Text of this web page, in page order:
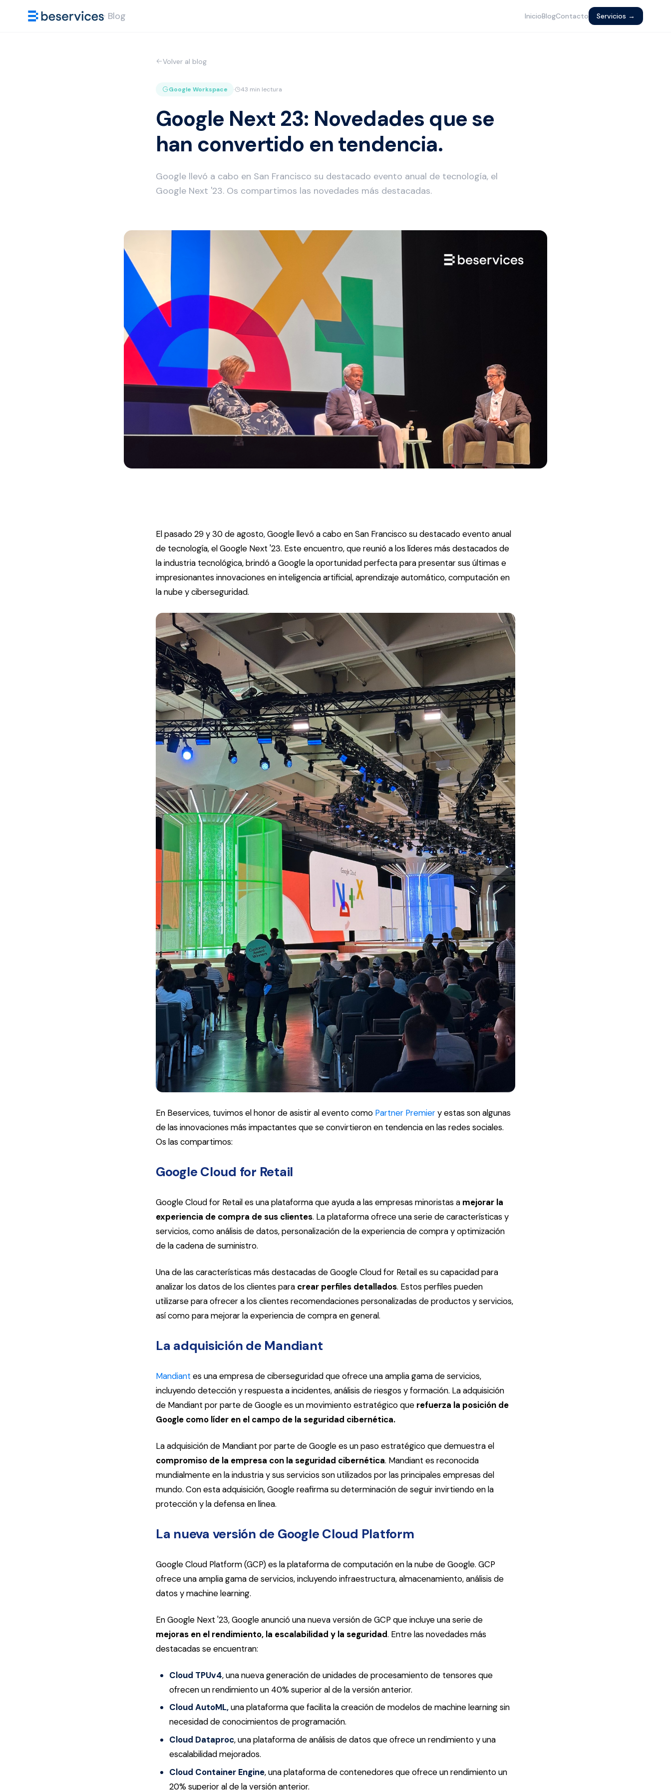
· Blog InicioBlogContacto Servicios →
Volver al blog
Google Workspace · 43 min lectura
Google Next 23: Novedades que se
han convertido en tendencia.
Google llevó a cabo en San Francisco su destacado evento anual de tecnología, el
Google Next '23. Os compartimos las novedades más destacadas.
El pasado 29 y 30 de agosto,Google llevó a cabo en San Francisco su destacado evento anual
de tecnología, el Google Next '23. Este encuentro, que reunió a los líderes más destacados de
la industria tecnológica, brindó a Google la oportunidad perfecta para presentar sus últimas e
impresionantes innovaciones en inteligencia artificial, aprendizaje automático, computación en
la nube y ciberseguridad.
En Beservices, tuvimos el honor de asistir al eventocomo Partner Premiery estas sonalgunas
de las innovaciones más impactantes que se convirtieron en tendencia en las redes sociales.
Os las compartimos:
Google Cloud for Retail
Google Cloud for Retail es una plataforma que ayuda a las empresas minoristas a mejorar la
experiencia de compra de sus clientes. La plataforma ofrece una serie de características y
servicios, como análisis de datos, personalización de la experiencia de compra y optimización
de la cadena de suministro.
Una de las características más destacadas de Google Cloud for Retail es su capacidad para
analizar los datos de los clientes para crear perfiles detallados. Estos perfiles pueden
utilizarse para ofrecer a los clientes recomendaciones personalizadas de productos y servicios,
así como para mejorar la experiencia de compra en general.
La adquisición de Mandiant
Mandiant es una empresa de ciberseguridad que ofrece una amplia gama de servicios,
incluyendo detección y respuesta a incidentes, análisis de riesgos y formación. La adquisición
de Mandiant por parte de Google es un movimiento estratégico que refuerza la posición de
Google como líder en el campo de la seguridad cibernética.
La adquisición de Mandiant por parte de Google es un paso estratégico que demuestra el
compromiso de la empresa con la seguridad cibernética. Mandiant es reconocida
mundialmente en la industria y sus servicios son utilizados por las principales empresas del
mundo. Con esta adquisición, Google reafirma su determinación de seguir invirtiendo en la
protección y la defensa en línea.
La nueva versión de Google Cloud Platform
Google Cloud Platform (GCP) es la plataforma de computación en la nube de Google. GCP
ofrece una amplia gama de servicios, incluyendo infraestructura, almacenamiento, análisis de
datos y machine learning.
En Google Next '23, Google anunció una nueva versión de GCP que incluye una serie de
mejoras en el rendimiento, la escalabilidad y la seguridad. Entre las novedades más
destacadas se encuentran:
Cloud TPUv4, una nueva generación de unidades de procesamiento de tensores que
ofrecen un rendimiento un 40% superior al de la versión anterior.
Cloud AutoML,una plataforma que facilita la creación de modelos de machine learning sin
necesidad de conocimientos de programación.
Cloud Dataproc, una plataforma de análisis de datos que ofrece un rendimiento y una
escalabilidad mejorados.
Cloud Container Engine, una plataforma de contenedores que ofrece un rendimiento un
20% superior al de la versión anterior.